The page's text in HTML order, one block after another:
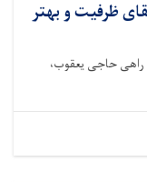
ظرفیت و بهتر
راهی حاجی یعقوب،